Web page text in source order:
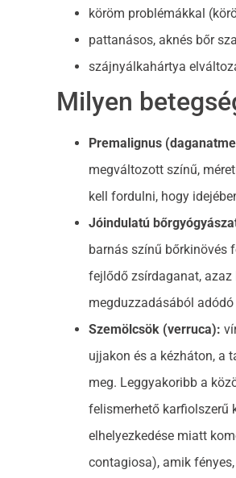
köröm problémákkal
pattanásos, aknés bőr
szájnyálkahártya
Milyen
Premalignus
megváltozott színű,
kell fordulni, hogy
Jóindulatú
barnás színű bőrkinövés
fejlődő zsírdaganat,
megduzzadásából
Szemölcsök (verruca):
ujjakon és a kézháton, a
meg. Leggyakoribb a
felismerhető karfiolszerű
elhelyezkedése miatt
contagiosa), amik